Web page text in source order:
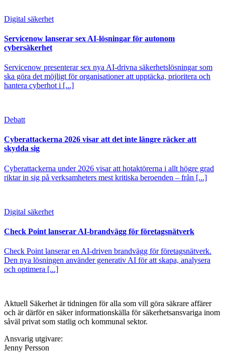
Digital säkerhet
Servicenow lanserar sex AI-lösningar för autonom
cybersäkerhet
Servicenow presenterar sex nya AI-drivna säkerhetslösningar som
ska göra det möjligt för organisationer att upptäcka, prioritera och
hantera cyberhot i [...]
Debatt
Cyberattackerna 2026 visar att det inte längre räcker att
skydda sig
Cyberattackerna under 2026 visar att hotaktörerna i allt högre grad
riktar in sig på verksamheters mest kritiska beroenden – från [...]
Digital säkerhet
Check Point lanserar AI-brandvägg för företagsnätverk
Check Point lanserar en AI-driven brandvägg för företagsnätverk.
Den nya lösningen använder generativ AI för att skapa, analysera
och optimera [...]
Aktuell Säkerhet är tidningen för alla som vill göra säkrare affärer
och är därför en säker informationskälla för säkerhets­ansvariga inom
såväl privat som statlig och kommunal sektor.
Ansvarig utgivare:
Jenny Persson